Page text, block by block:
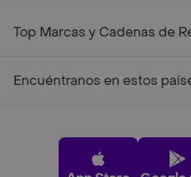
Top Marcas y Cadenas de
Encuéntranos en estos